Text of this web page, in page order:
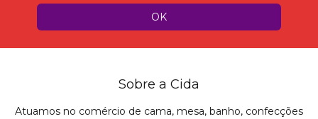
Sobre a Cida
Atuamos no comércio de cama, mesa, banho, confecções